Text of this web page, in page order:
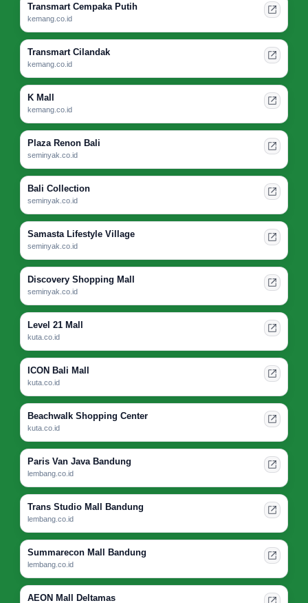
Transmart Cempaka Putih
kemang.co.id
Transmart Cilandak
kemang.co.id
K Mall
kemang.co.id
Plaza Renon Bali
seminyak.co.id
Bali Collection
seminyak.co.id
Samasta Lifestyle Village
seminyak.co.id
Discovery Shopping Mall
seminyak.co.id
Level 21 Mall
kuta.co.id
ICON Bali Mall
kuta.co.id
Beachwalk Shopping Center
kuta.co.id
Paris Van Java Bandung
lembang.co.id
Trans Studio Mall Bandung
lembang.co.id
Summarecon Mall Bandung
lembang.co.id
AEON Mall Deltamas